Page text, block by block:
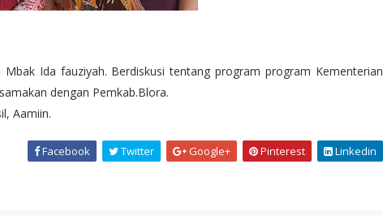
Ida fauziyah. Berdiskusi tentang program program Kementerian
dengan Pemkab.Blora.
Aamiin.
Facebook Twitter Google+ Pinterest Linkedin